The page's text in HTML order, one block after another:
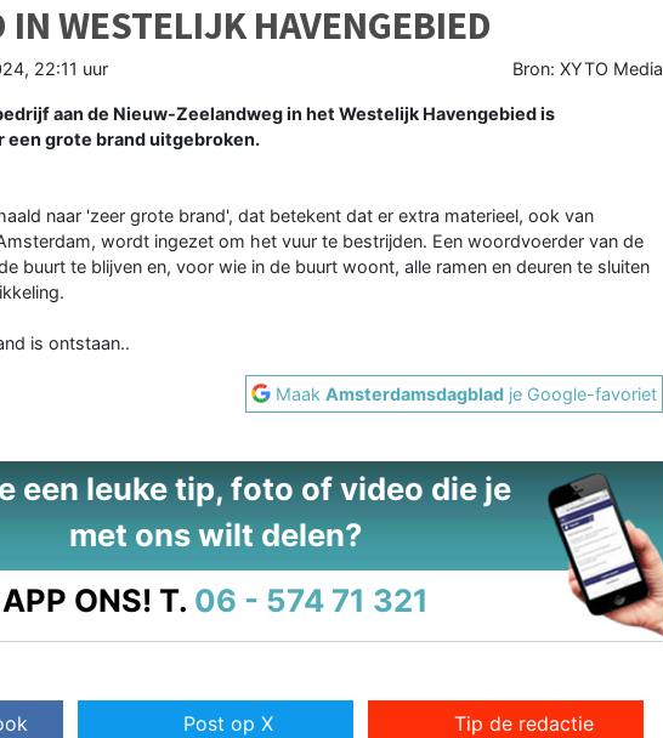
IN WESTELIJK HAVENGEBIED
22:11 uur Bron: XYTO Media
aan de Nieuw-Zeelandweg in het Westelijk Havengebied is
een grote brand uitgebroken.
naar 'zeer grote brand', dat betekent dat er extra materieel, ook van
wordt ingezet om het vuur te bestrijden. Een woordvoerder van de
buurt te blijven en, voor wie in de buurt woont, alle ramen en deuren te sluiten
is ontstaan..
MaakAmsterdamsdagblad je Google-favoriet
een leuke tip, foto of video die je
met ons wilt delen?
APP ONS! T. 06 - 574 71 321
Post op X Tip de redactie